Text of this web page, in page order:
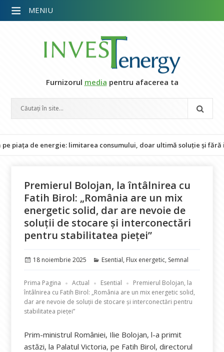
Furnizorul media pentru afacerea ta
de energie: limitarea consumului, doar ultimă soluție și fără
Premierul Bolojan, la întâlnirea cu
Fatih Birol: „România are un mix
energetic solid, dar are nevoie de
soluții de stocare și interconectări
pentru stabilitatea pieței”
Publicat
18 noiembrie 2025 Categorii
Esential, Flux energetic, Semnal
Prima Pagina Actual Esential
Premierul Bolojan, la
întâlnirea cu Fatih Birol: „România are un mix energetic solid,
dar are nevoie de soluții de stocare și interconectări pentru
stabilitatea pieței”
Prim-ministrul României, Ilie Bolojan, l-a primit
astăzi, la Palatul Victoria, pe Fatih Birol, directorul
MENIU